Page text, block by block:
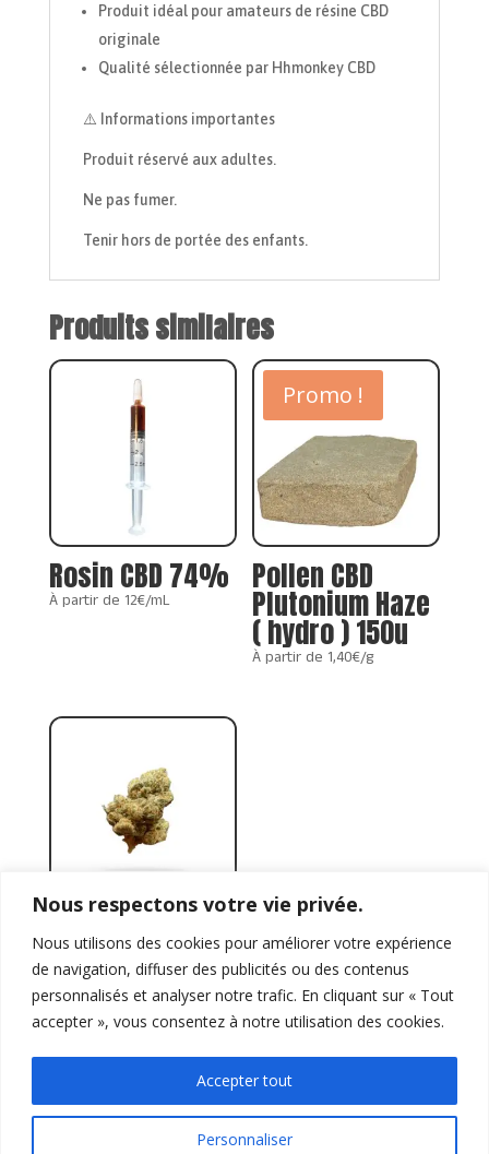
Nous respectons votre vie privée.
Nous utilisons des cookies pour améliorer votre expérience
de navigation, diffuser des publicités ou des contenus
personnalisés et analyser notre trafic. En cliquant sur « Tout
accepter », vous consentez à notre utilisation des cookies.
Personnaliser
Accepter tout
Produit idéal pour amateurs de résine CBD
originale
Qualité sélectionnée par Hhmonkey CBD
⚠️ Informations importantes
Produit réservé aux adultes.
Ne pas fumer.
Tenir hors de portée des enfants.
Produits similaires
Rosin CBD 74%
À partir de 12€/mL
Promo !
Pollen CBD
Plutonium Haze
( hydro ) 150u
À partir de 1,40€/g
Fleur CBD Hydro
Ice Kush
À partir de 3,50€/g